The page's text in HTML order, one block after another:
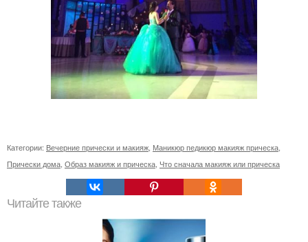
Категории: Вечерние прически и макияж Маникюр педикюр макияж прическа
Прически дома Образ макияж и прическа Что сначала макияж или прическа
Читайте также